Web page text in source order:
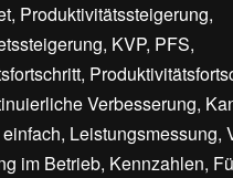
Produktivitätssteigerung,
KVP, PFS,
Verbesserung,
Leistungsmessung,
im Betrieb, Kennzahlen,